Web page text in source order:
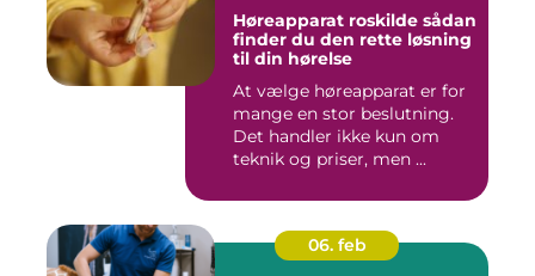
Høreapparat roskilde sådan
finder du den rette løsning
til din hørelse
At vælge høreapparat er for
mange en stor beslutning.
Det handler ikke kun om
teknik og priser, men ...
06. feb